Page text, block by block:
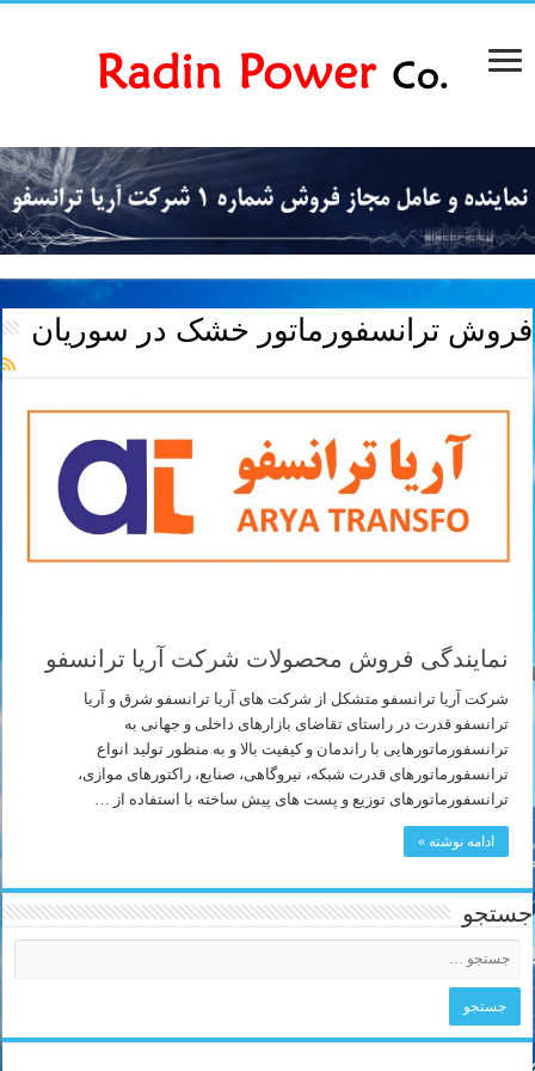
فروش ترانسفورماتور خشک در سوریان
نمایندگی فروش محصولات شرکت آریا ترانسفو
شرکت آریا ترانسفو متشکل از شرکت های آریا ترانسفو شرق و آریا
ترانسفو قدرت در راستای تقاضای بازارهای داخلی و جهانی به
ترانسفورماتورهایی با راندمان و کیفیت بالا و به منظور تولید انواع
ترانسفورماتورهای قدرت شبکه، نیروگاهی، صنایع، راکتورهای موازی،
ترانسفورماتورهای توزیع و پست های پیش ساخته با استفاده از …
ادامه نوشته »
جستجو